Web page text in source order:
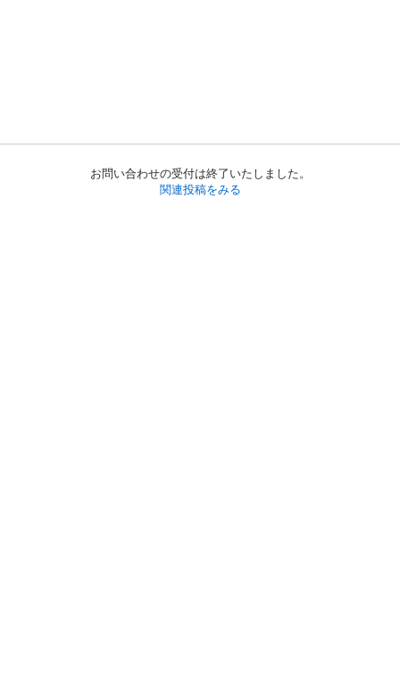
お問い合わせの受付は終了いたしました。
関連投稿をみる